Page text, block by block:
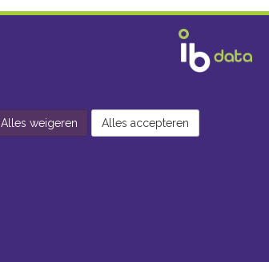
Alles weigeren Alles accepteren